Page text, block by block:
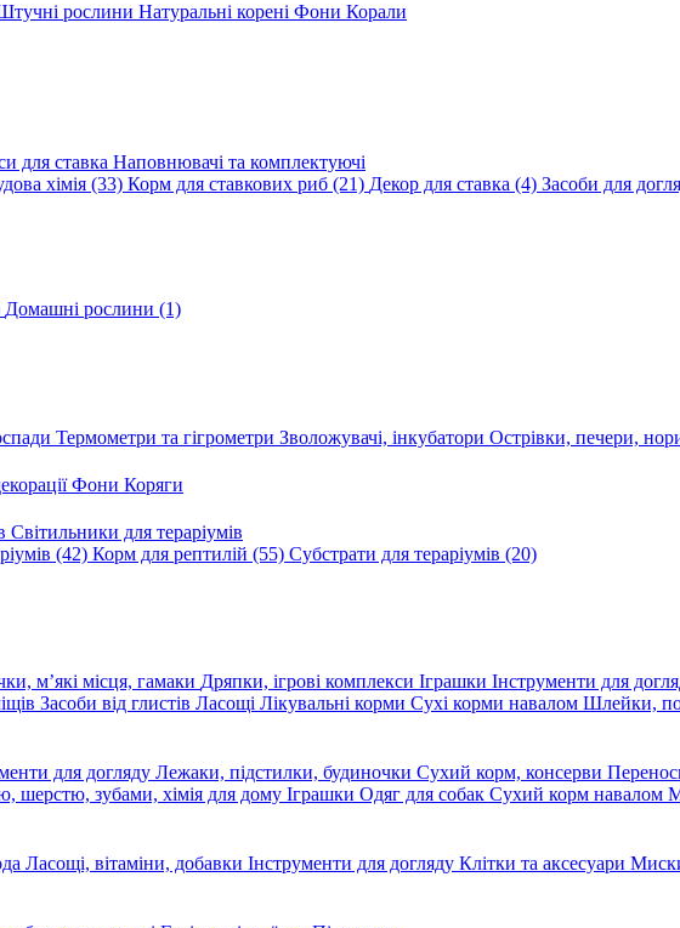
рослини Натуральні корені Фони Корали
для ставка Наповнювачі та комплектуючі
хімія (33) Корм для ставкових риб (21) Декор для ставка (4) Засоби для
Домашні рослини (1)
Термометри та гігрометри Зволожувачі, інкубатори Острівки, печери,
Фони Коряги
Світильники для тераріумів
(42) Корм для рептилій (55) Субстрати для тераріумів (20)
м’які місця, гамаки Дряпки, ігрові комплекси Іграшки Інструменти для
Засоби від глистів Ласощі Лікувальні корми Сухі корми навалом Шлейки,
для догляду Лежаки, підстилки, будиночки Сухий корм, консерви
шерстю, зубами, хімія для дому Іграшки Одяг для собак Сухий корм навалом
Ласощі, вітаміни, добавки Інструменти для догляду Клітки та аксесуари